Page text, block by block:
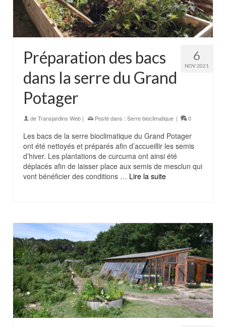
6
NOV 2021
Préparation des bacs
dans la serre du Grand
Potager
deTransjardins Web | Posté dans : Serre bioclimatique | 0
Les bacs de la serre bioclimatique du Grand Potager
ont été nettoyés et préparés afin d’accueillir les semis
d’hiver. Les plantations de curcuma ont ainsi été
déplacés afin de laisser place aux semis de mesclun qui
vont bénéficier des conditions … Lire la suite